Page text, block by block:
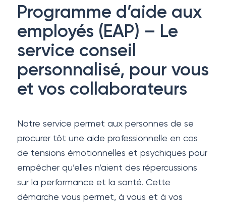
Programme d’aide aux
employés (EAP) – Le
service conseil
personnalisé, pour vous
et vos collaborateurs
Notre service permet aux personnes de se
procurer tôt une aide professionnelle en cas
de tensions émotionnelles et psychiques pour
empêcher qu’elles n’aient des répercussions
sur la performance et la santé. Cette
démarche vous permet, à vous et à vos